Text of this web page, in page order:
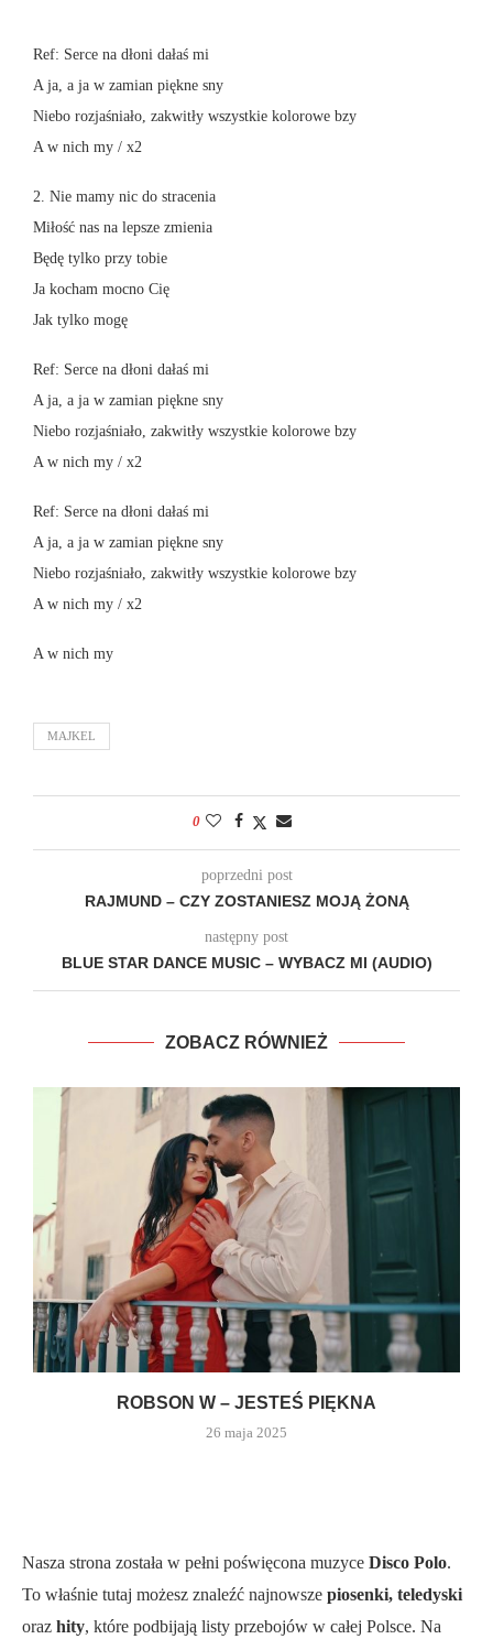
Ref: Serce na dłoni dałaś mi
A ja, a ja w zamian piękne sny
Niebo rozjaśniało, zakwitły wszystkie kolorowe bzy
A w nich my / x2
2. Nie mamy nic do stracenia
Miłość nas na lepsze zmienia
Będę tylko przy tobie
Ja kocham mocno Cię
Jak tylko mogę
Ref: Serce na dłoni dałaś mi
A ja, a ja w zamian piękne sny
Niebo rozjaśniało, zakwitły wszystkie kolorowe bzy
A w nich my / x2
Ref: Serce na dłoni dałaś mi
A ja, a ja w zamian piękne sny
Niebo rozjaśniało, zakwitły wszystkie kolorowe bzy
A w nich my / x2
A w nich my
MAJKEL
0
poprzedni post
RAJMUND – CZY ZOSTANIESZ MOJĄ ŻONĄ
następny post
BLUE STAR DANCE MUSIC – WYBACZ MI (AUDIO)
ZOBACZ RÓWNIEŻ
ROBSON W – JESTEŚ PIĘKNA
26 maja 2025
Nasza strona została w pełni poświęcona muzyce Disco Polo.
To właśnie tutaj możesz znaleźć najnowsze piosenki, teledyski
oraz hity, które podbijają listy przebojów w całej Polsce. Na